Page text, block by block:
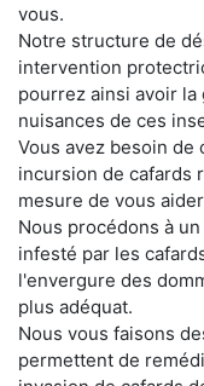
vous.
Notre structure de
intervention
pourrez ainsi avoir la
nuisances de ces
Vous avez besoin de
incursion de cafards
mesure de vous
Nous procédons à
infesté par les
l'envergure des
plus adéquat.
Nous vous faisons
permettent de